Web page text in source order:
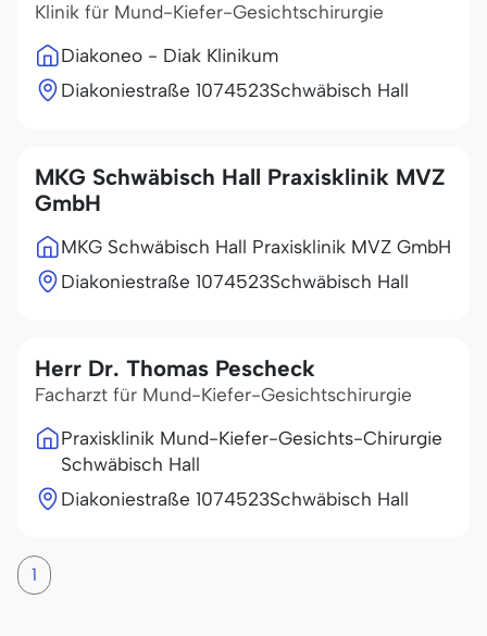
Klinik für Mund-Kiefer-Gesichtschirurgie
Diakoneo - Diak Klinikum
Diakoniestraße 1074523Schwäbisch Hall
MKG Schwäbisch Hall Praxisklinik MVZ
GmbH
MKG Schwäbisch Hall Praxisklinik MVZ GmbH
Diakoniestraße 1074523Schwäbisch Hall
Herr Dr. Thomas Pescheck
Facharzt für Mund-Kiefer-Gesichtschirurgie
Praxisklinik Mund-Kiefer-Gesichts-Chirurgie
Schwäbisch Hall
Diakoniestraße 1074523Schwäbisch Hall
1